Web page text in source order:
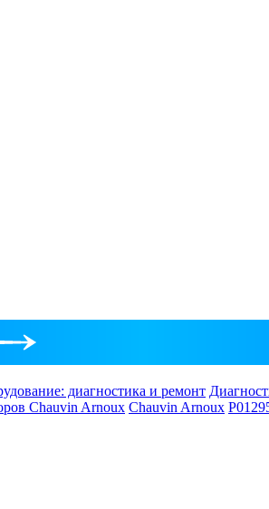
диагностика и ремонт
Chauvin Arnoux Chauvin Arnoux